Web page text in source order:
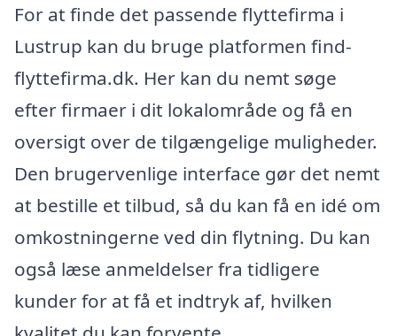
For at finde det passende flyttefirma i
Lustrup kan du bruge platformen find-
flyttefirma.dk. Her kan du nemt søge
efter firmaer i dit lokalområde og få en
oversigt over de tilgængelige muligheder.
Den brugervenlige interface gør det nemt
at bestille et tilbud, så du kan få en idé om
omkostningerne ved din flytning. Du kan
også læse anmeldelser fra tidligere
kunder for at få et indtryk af, hvilken